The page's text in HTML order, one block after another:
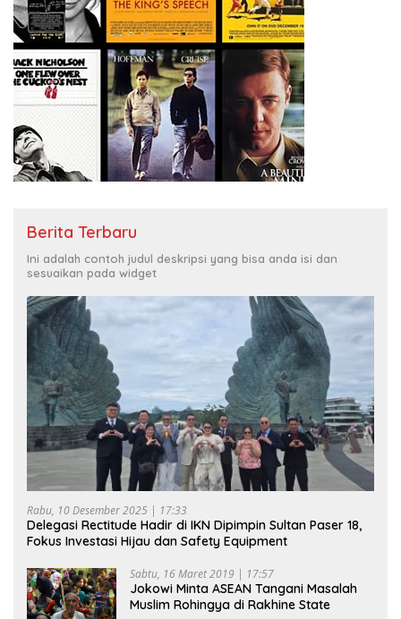
Berita Terbaru
Ini adalah contoh judul deskripsi yang bisa anda isi dan
sesuaikan pada widget
Rabu, 10 Desember 2025 | 17:33
Delegasi Rectitude Hadir di IKN Dipimpin Sultan Paser 18,
Fokus Investasi Hijau dan Safety Equipment
Sabtu, 16 Maret 2019 | 17:57
Jokowi Minta ASEAN Tangani Masalah
Muslim Rohingya di Rakhine State